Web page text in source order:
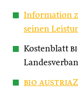
Information
seinen
Kostenblatt
bio austria